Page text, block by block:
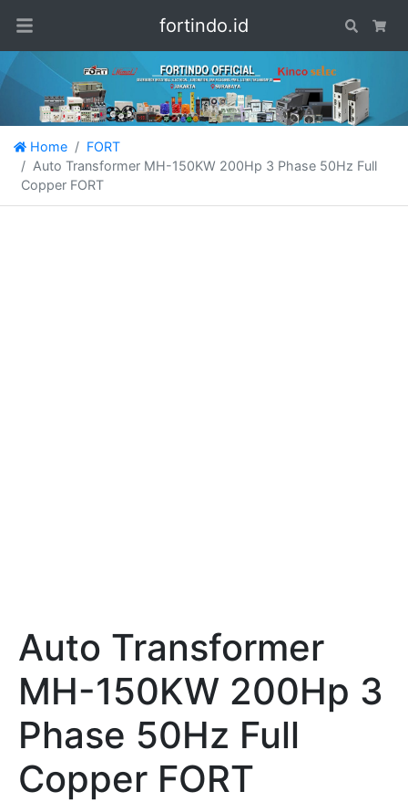
fortindo.id Search
Home
FORT
Auto Transformer MH-150KW 200Hp 3 Phase 50Hz Full
Copper FORT
Auto Transformer
MH-150KW 200Hp 3
Phase 50Hz Full
Copper FORT